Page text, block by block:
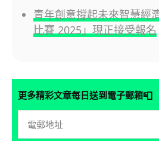
青年創意撐起未來智慧經
比賽 2025」現正接受報名
更多精彩文章每日送到電子郵箱📮